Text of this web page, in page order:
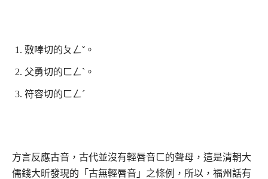
敷唪切的ㄆㄥˇ。
父勇切的ㄈㄥˋ。
符容切的ㄈㄥˊ
方言反應古音，古代並沒有輕唇音ㄈ的聲母，這是清朝大
儒錢大昕發現的「古無輕唇音」之條例，所以，福州話有